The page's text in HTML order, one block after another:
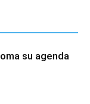
su agenda